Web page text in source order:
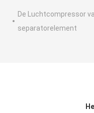
De Luchtcompressor
separatorelement